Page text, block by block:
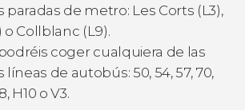
paradas de metro: Les Corts (L3),
o Collblanc (L9).
coger cualquiera de las
líneas de autobús: 50, 54, 57, 70,
H10 o V3.